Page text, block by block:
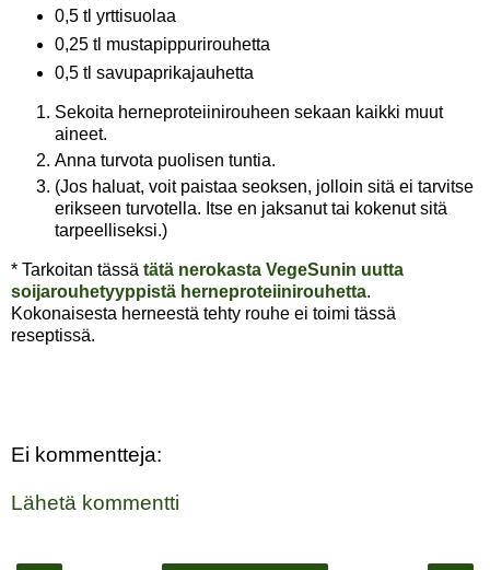
0,5 tl yrttisuolaa
0,25 tl mustapippurirouhetta
0,5 tl savupaprikajauhetta
Sekoita herneproteiinirouheen sekaan kaikki muut
aineet.
Anna turvota puolisen tuntia.
(Jos haluat, voit paistaa seoksen, jolloin sitä ei tarvitse
erikseen turvotella. Itse en jaksanut tai kokenut sitä
tarpeelliseksi.)
* Tarkoitan tässä tätä nerokasta VegeSunin uutta
soijarouhetyyppistä herneproteiinirouhetta.
Kokonaisesta herneestä tehty rouhe ei toimi tässä
reseptissä.
Ei kommentteja:
Lähetä kommentti